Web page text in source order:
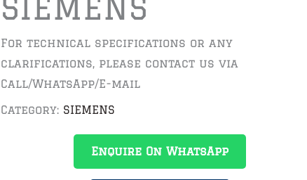
SIEMENS
For technical specifications or any
clarifications, please contact us via
Call/WhatsApp/E-mail
Category: SIEMENS
Enquire On WhatsApp